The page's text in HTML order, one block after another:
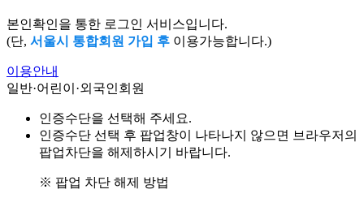
본인확인을 통한 로그인 서비스입니다.
(단, 서울시 통합회원 가입 후 이용가능합니다.)
이용안내
일반·어린이·외국인회원
인증수단을 선택해 주세요.
인증수단 선택 후 팝업창이 나타나지 않으면 브라우저의
팝업차단을 해제하시기 바랍니다.
※ 팝업 차단 해제 방법